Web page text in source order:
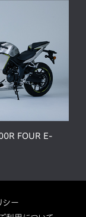
FOUR E-
シー